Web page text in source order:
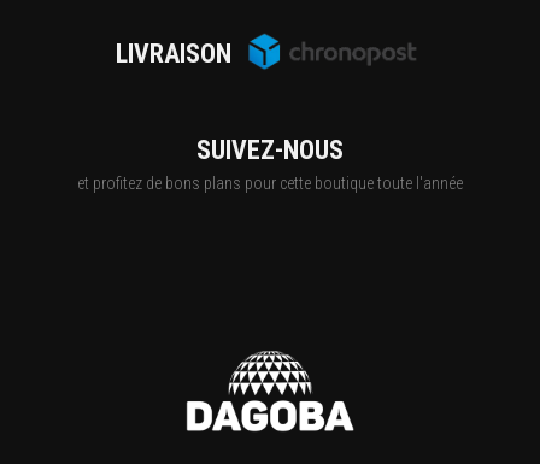
LIVRAISON
SUIVEZ-NOUS
et profitez de bons plans pour cette boutique toute l'année